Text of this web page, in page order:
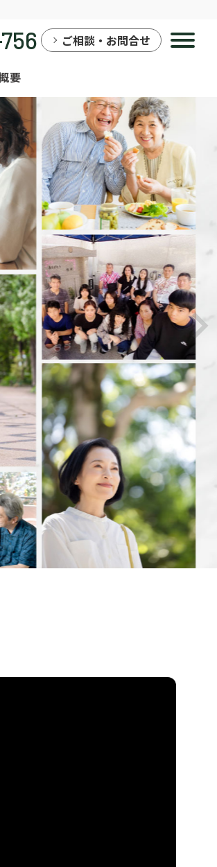
ご相談・お問合せ
要